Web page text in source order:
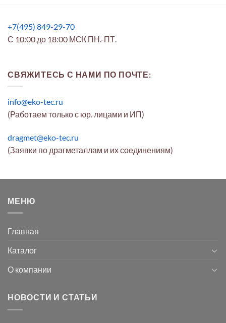
+7(495) 849-29-70
С 10:00 до 18:00 МСК ПН.-ПТ.
СВЯЖИТЕСЬ С НАМИ ПО ПОЧТЕ:
info@eko-tec.ru
(Работаем только с юр. лицами и ИП)
dragmet@eko-tec.ru
(Заявки по драгметаллам и их соединениям)
МЕНЮ
Главная
Каталог
О компании
НОВОСТИ И СТАТЬИ